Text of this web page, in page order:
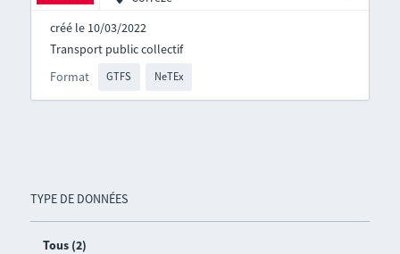
TYPE DE DONNÉES
Tous (2)
créé le 10/03/2022
Format GTFS NeTEx
Transport public collectif